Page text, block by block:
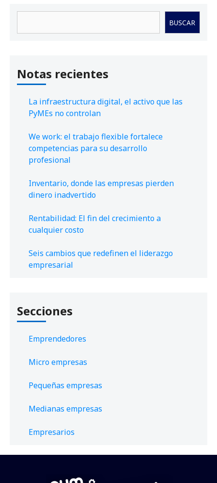
BUSCAR
Notas recientes
La infraestructura digital, el activo que las
PyMEs no controlan
We work: el trabajo flexible fortalece
competencias para su desarrollo
profesional
Inventario, donde las empresas pierden
dinero inadvertido
Rentabilidad: El fin del crecimiento a
cualquier costo
Seis cambios que redefinen el liderazgo
empresarial
Secciones
Emprendedores
Micro empresas
Pequeñas empresas
Medianas empresas
Empresarios